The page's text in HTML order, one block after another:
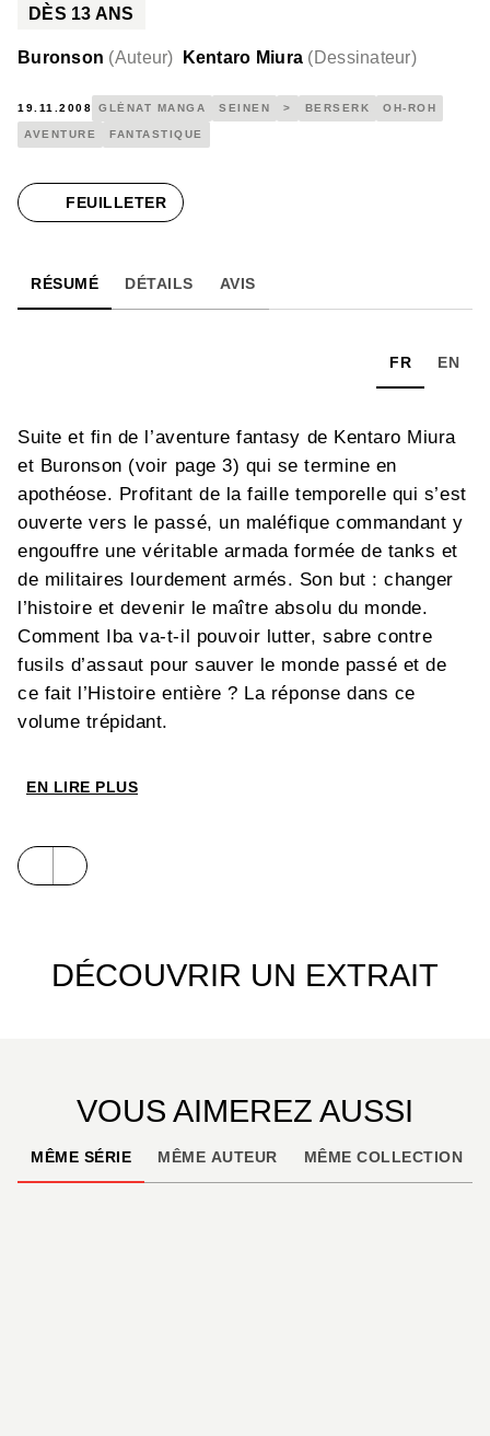
DÈS 13 ANS
Buronson (Auteur) Kentaro Miura (Dessinateur)
19.11.2008 GLÉNAT MANGA SEINEN > BERSERK OH-ROH
AVENTURE FANTASTIQUE
FEUILLETER
RÉSUMÉ DÉTAILS AVIS
FR EN
Suite et fin de l’aventure fantasy de Kentaro Miura
et Buronson (voir page 3) qui se termine en
apothéose. Profitant de la faille temporelle qui s’est
ouverte vers le passé, un maléfique commandant y
engouffre une véritable armada formée de tanks et
de militaires lourdement armés. Son but : changer
l’histoire et devenir le maître absolu du monde.
Comment Iba va-t-il pouvoir lutter, sabre contre
fusils d’assaut pour sauver le monde passé et de
ce fait l’Histoire entière ? La réponse dans ce
volume trépidant.
EN LIRE PLUS
DÉCOUVRIR UN EXTRAIT
VOUS AIMEREZ AUSSI
MÊME SÉRIE MÊME AUTEUR MÊME COLLECTION